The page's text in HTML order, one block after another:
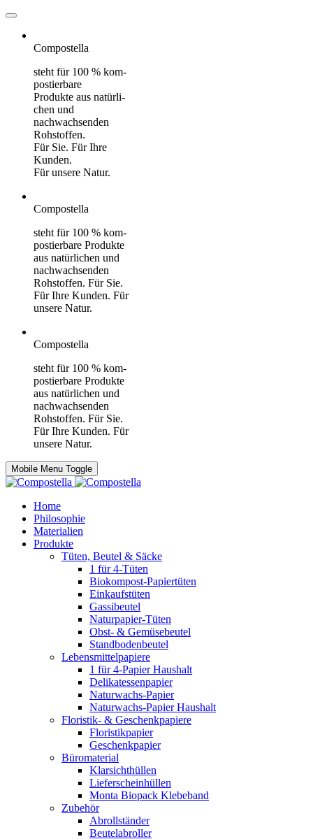
Compostella
steht für 100 % kom­
pos­tier­ba­re
Pro­duk­te aus na­tür­li­
chen und
nach­wachs­en­den
Roh­stof­fen.
Für Sie. Für Ihre
Kun­den.
Für un­se­re Na­tur.
Compostella
steht für 100 % kom­
pos­tier­ba­re Pro­duk­te
aus na­tür­li­chen und
nach­wachs­en­den
Roh­stof­fen. Für Sie.
Für Ihre Kun­den. Für
un­se­re Na­tur.
Compostella
steht für 100 % kom­
pos­tier­ba­re Pro­duk­te
aus na­tür­li­chen und
nach­wachs­en­den
Roh­stof­fen. Für Sie.
Für Ihre Kun­den. Für
un­se­re Na­tur.
Mobile Menu Toggle
Home
Philosophie
Materialien
Produkte
Tüten, Beutel & Säcke
1 für 4-Tüten
Biokompost-Papiertüten
Einkaufstüten
Gassibeutel
Naturpapier-Tüten
Obst- & Gemüsebeutel
Standbodenbeutel
Lebensmittelpapiere
1 für 4-Papier Haushalt
Delikatessenpapier
Naturwachs-Papier
Naturwachs-Papier Haushalt
Floristik- & Geschenkpapiere
Floristikpapier
Geschenkpapier
Büromaterial
Klarsichthüllen
Lieferscheinhüllen
Monta Biopack Klebeband
Zubehör
Abrollständer
Beutelabroller